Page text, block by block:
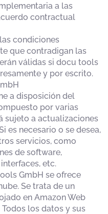
a las
contractual
condiciones
que contradigan las
válidas si docu tools
y por escrito.
a disposición del
por varias
sujeto a actualizaciones
es necesario o se desea,
servicios, como
de software,
etc.
GmbH se ofrece
Se trata de un
en Amazon Web
Todos los datos y sus